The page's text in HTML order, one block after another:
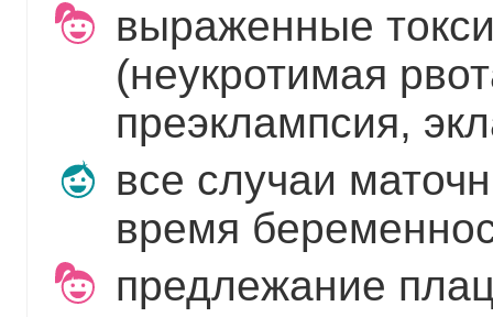
выраженные
(неукротимая
преэклампсия,
все случаи
время
предлежание